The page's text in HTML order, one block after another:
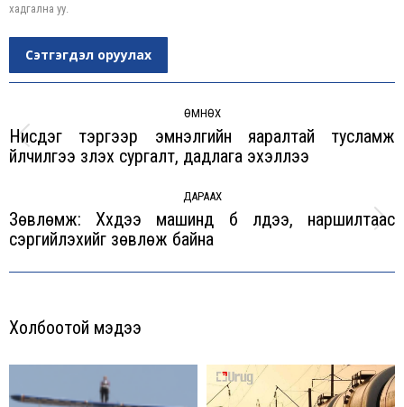
хадгална уу.
Сэтгэгдэл оруулах
navigation
ӨМНӨХ
Previous
post:
Нисдэг тэргээр эмнэлгийн яаралтай тусламж
үйлчилгээ үзүүлэх сургалт, дадлага эхэллээ
ДАРААХ
Next
Зөвлөмж: Хүүхдээ машинд бүү үлдээ, наршилтаас
сэргийлэхийг зөвлөж байна
Холбоотой мэдээ